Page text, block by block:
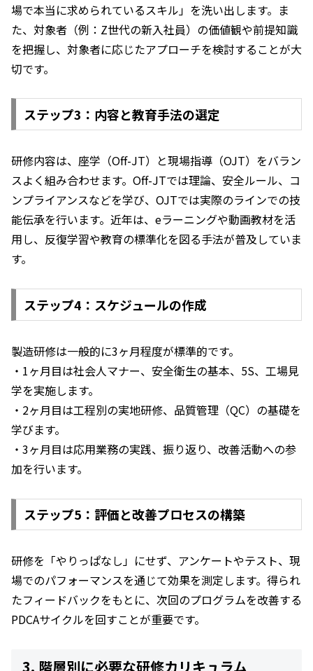
場で本当に求められているスキル」を洗い出します。ま
た、対象者（例：Z世代の新入社員）の価値観や前提知識
を把握し、対象者に応じたアプローチを検討することが大
切です。
ステップ3：内容と教育手法の選定
研修内容は、座学（Off-JT）と現場指導（OJT）をバラン
スよく組み合わせます。Off-JTでは理論、安全ルール、コ
ンプライアンスなどを学び、OJTでは実際のラインでの技
能伝承を行います。近年は、eラーニングや動画教材を活
用し、反復学習や教育の標準化を図る手法が普及していま
す。
ステップ4：スケジュールの作成
製造研修は一般的に3ヶ月程度が標準的です。
・1ヶ月目は社会人マナー、安全衛生の基本、5S、工場見
学を実施します。
・2ヶ月目は工程別の実地研修、品質管理（QC）の基礎を
学びます。
・3ヶ月目は応用業務の実践、振り返り、改善活動への参
加を行います。
ステップ5：評価と改善プロセスの構築
研修を「やりっぱなし」にせず、アンケートやテスト、現
場でのパフォーマンスを通じて効果を測定します。得られ
たフィードバックをもとに、次回のプログラムを改善する
PDCAサイクルを回すことが重要です。
3. 階層別に必要な研修カリキュラム